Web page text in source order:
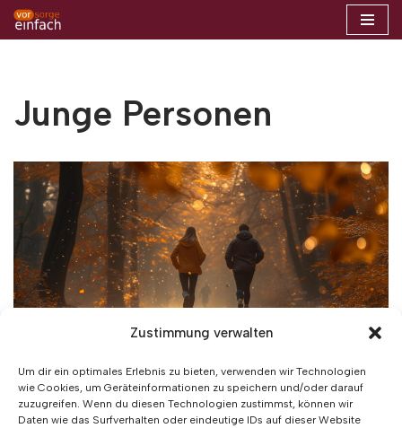
Zustimmung verwalten
Um dir ein optimales Erlebnis zu bieten, verwenden wir Technologien
wie Cookies, um Geräteinformationen zu speichern und/oder darauf
zuzugreifen. Wenn du diesen Technologien zustimmst, können wir
Daten wie das Surfverhalten oder eindeutige IDs auf dieser Website
springen
Junge Personen